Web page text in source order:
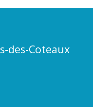
des-Coteaux